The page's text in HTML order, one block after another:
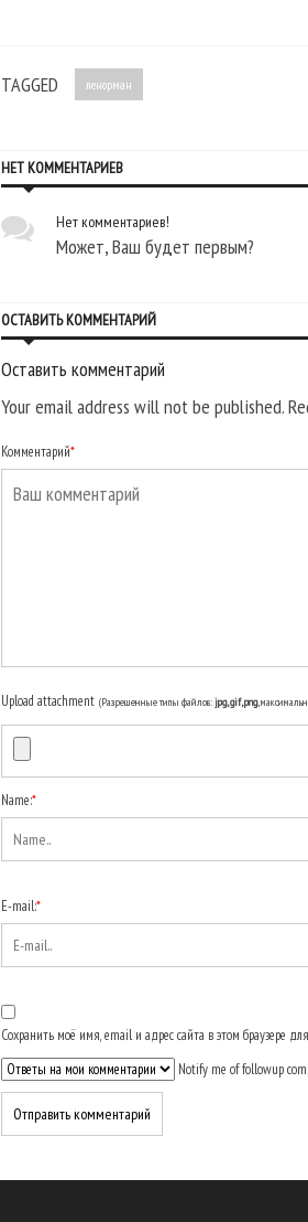
TAGGED ленорман
НЕТ КОММЕНТАРИЕВ
Нет комментариев!
Может, Ваш будет первым?
ОСТАВИТЬ КОММЕНТАРИЙ
Оставить комментарий
Your email address will not be published.
Комментарий*
Upload attachment (Разрешенные типы файлов:jpg, gif, png,
Name:*
E-mail:*
Сохранить моё имя, email и адрес сайта в этом браузере
Notify me of followup